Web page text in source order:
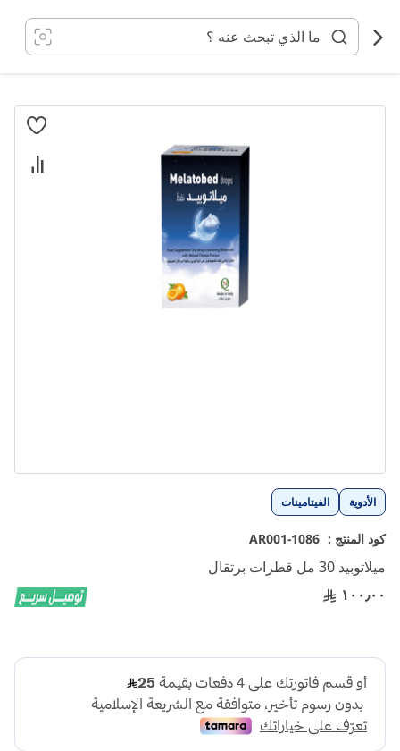
المحتوى
الأدوية الفيتامينات
كود المنتج : 1086-AR001
ميلاتوبيد 30 مل قطرات برتقال
١٠٠٫٠٠
انتقل
تخطي
إلى
بداية
معرض
الصور